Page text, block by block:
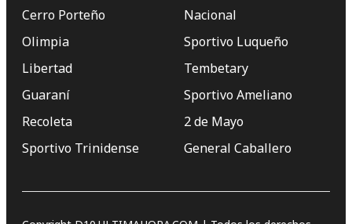
Cerro Porteño
Olimpia
Libertad
Guaraní
Recoleta
Sportivo Trinidense
Nacional
Sportivo Luqueño
Tembetary
Sportivo Ameliano
2 de Mayo
General Caballero